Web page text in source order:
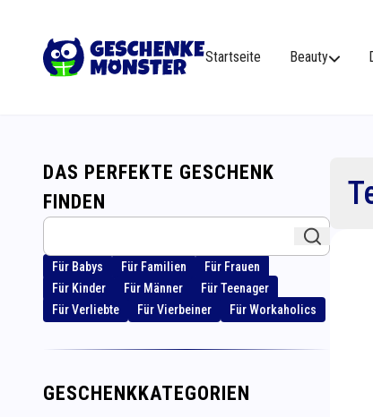
Startseite Beauty
DAS PERFEKTE GESCHENK
FINDEN
Für Babys Für Familien
Für Frauen
Für Kinder
Für Männer
Für Teenager
Für Verliebte
Für Vierbeiner Für Workaholics
GESCHENKKATEGORIEN